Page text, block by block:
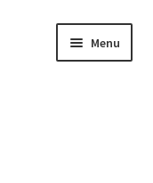
Menu